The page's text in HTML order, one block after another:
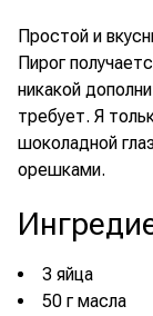
Простой и
Пирог
никакой
требует. Я
шоколадной
орешками.
3 яйца
50 г масла